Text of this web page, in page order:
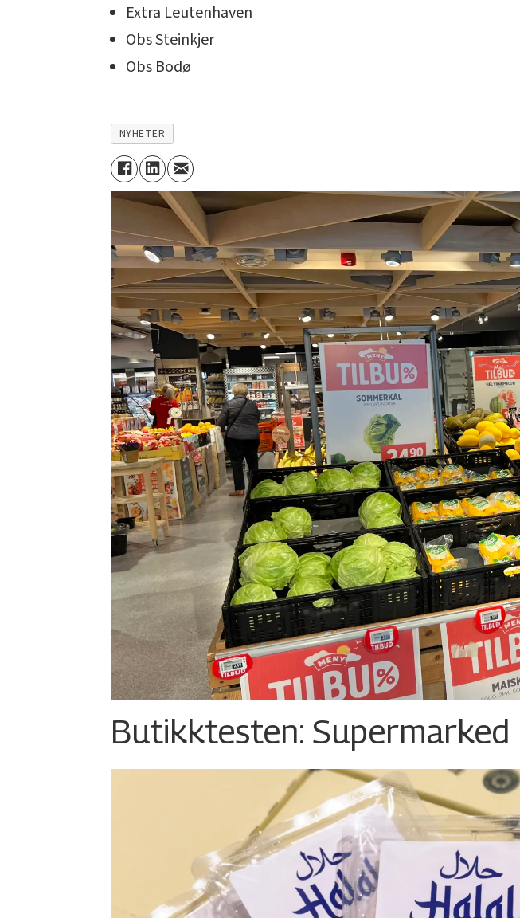
Extra Leutenhaven
Obs Steinkjer
Obs Bodø
NYHETER
Butikktesten: